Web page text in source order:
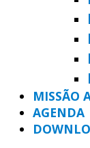
MISSÃO
AGENDA